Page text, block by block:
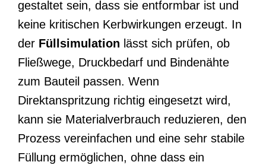
gestaltet sein, dass sie entformbar ist und
keine kritischen Kerbwirkungen erzeugt. In
der Füllsimulation lässt sich prüfen, ob
Fließwege, Druckbedarf und Bindenähte
zum Bauteil passen. Wenn
Direktanspritzung richtig eingesetzt wird,
kann sie Materialverbrauch reduzieren, den
Prozess vereinfachen und eine sehr stabile
Füllung ermöglichen, ohne dass ein